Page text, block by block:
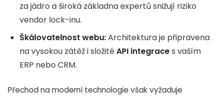
za jádro a široká základna expertů snižují riziko
vendor lock-inu.
Škálovatelnost webu:Architektura je připravena
na vysokou zátěž i složitéAPI integraces vaším
ERP nebo CRM.
Přechod na moderní technologie však vyžaduje